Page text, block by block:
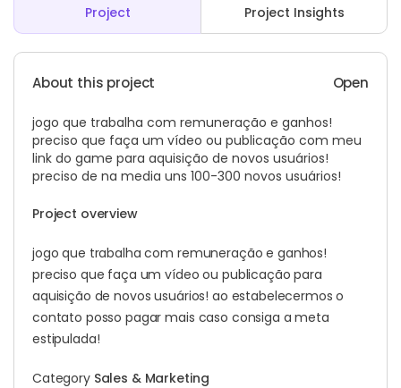
Project Project Insights
About this project Open
jogo que trabalha com remuneração e ganhos!
preciso que faça um vídeo ou publicação com meu
link do game para aquisição de novos usuários!
preciso de na media uns 100-300 novos usuários!
Project overview
jogo que trabalha com remuneração e ganhos!
preciso que faça um vídeo ou publicação para
aquisição de novos usuários! ao estabelecermos o
contato posso pagar mais caso consiga a meta
estipulada!
Category Sales & Marketing